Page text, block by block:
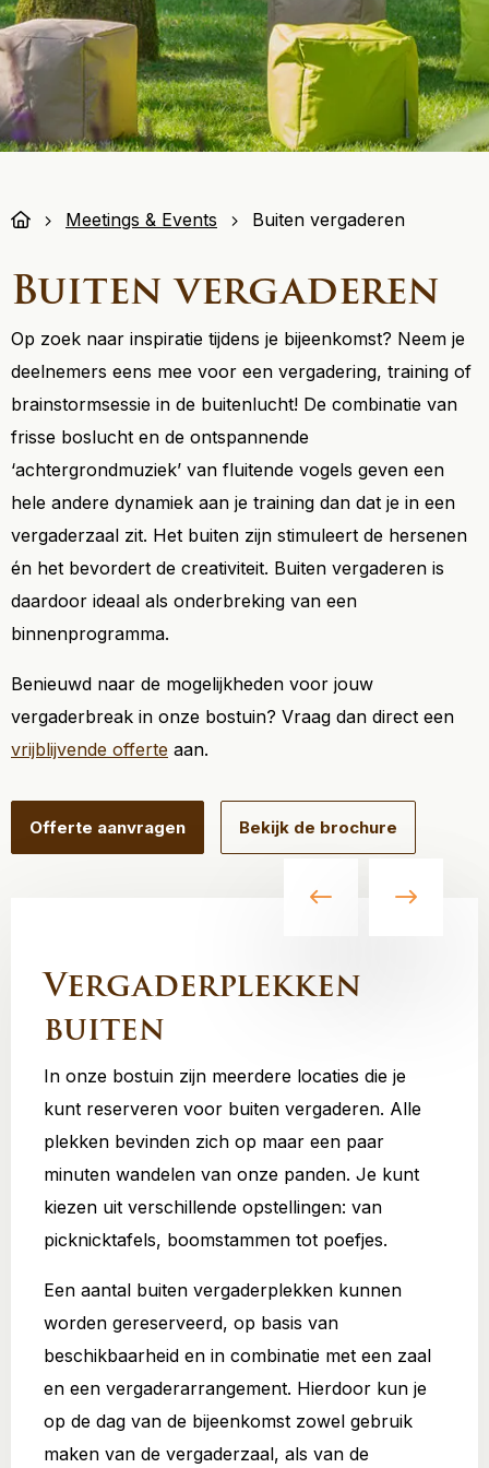
Meetings & Events Buiten vergaderen
Buiten vergaderen
Op zoek naar inspiratie tijdens je bijeenkomst? Neem je
deelnemers eens mee voor een vergadering, training of
brainstormsessie in de buitenlucht! De combinatie van
frisse boslucht en de ontspannende
‘achtergrondmuziek’ van fluitende vogels geven een
hele andere dynamiek aan je training dan dat je in een
vergaderzaal zit. Het buiten zijn stimuleert de hersenen
én het bevordert de creativiteit. Buiten vergaderen is
daardoor ideaal als onderbreking van een
binnenprogramma.
Benieuwd naar de mogelijkheden voor jouw
vergaderbreak in onze bostuin? Vraag dan direct een
vrijblijvende offerte aan.
Offerte aanvragen Bekijk de brochure
Vergaderplekken
buiten
In onze bostuin zijn meerdere locaties die je
kunt reserveren voor buiten vergaderen. Alle
plekken bevinden zich op maar een paar
minuten wandelen van onze panden. Je kunt
kiezen uit verschillende opstellingen: van
picknicktafels, boomstammen tot poefjes.
Een aantal buiten vergaderplekken kunnen
worden gereserveerd, op basis van
beschikbaarheid en in combinatie met een zaal
en een vergaderarrangement. Hierdoor kun je
op de dag van de bijeenkomst zowel gebruik
maken van de vergaderzaal, als van de